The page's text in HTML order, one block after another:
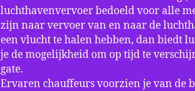
luchthavenvervoer bedoeld voor alle
zijn naar vervoer van en naar de
een vlucht te halen hebben, dan biedt
je de mogelijkheid om op tijd te
gate.
Ervaren chauffeurs voorzien je van de